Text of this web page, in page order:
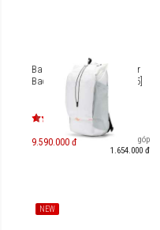
Balo Peak Design Outdoor
Backpack 25L [PD-BABP-25]
9.590.000 đ
Trả góp
1.654.000 đ
NEW